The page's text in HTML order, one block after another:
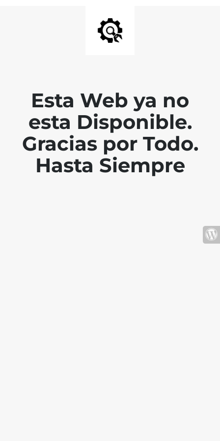
Esta Web ya no
esta Disponible.
Gracias por Todo.
Hasta Siempre